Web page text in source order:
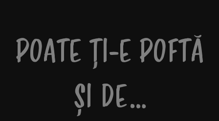
POATE ȚI-E POFTĂ
ȘI DE…